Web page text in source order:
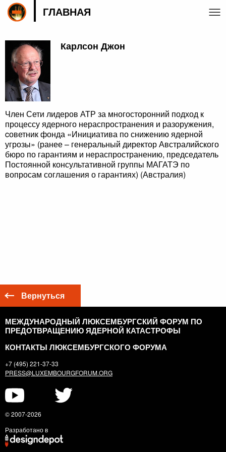
ГЛАВНАЯ
Карлсон Джон
Член Сети лидеров АТР за многосторонний подход к
процессу ядерного нераспространения и разоружения,
cоветник фонда «Инициатива по снижению ядерной
угрозы» (ранее – генеральный директор Австралийского
бюро по гарантиям и нераспространению, председатель
Постоянной консультативной группы МАГАТЭ по
вопросам соглашения о гарантиях) (Австралия)
Вернуться
МЕЖДУНАРОДНЫЙ ЛЮКСЕМБУРГСКИЙ ФОРУМ ПО
ПРЕДОТВРАЩЕНИЮ ЯДЕРНОЙ КАТАСТРОФЫ
КОНТАКТЫ ЛЮКСЕМБУРГСКОГО ФОРУМА
+7 (495) 221-37-33
PRESS@LUXEMBOURGFORUM.ORG
© 2007-2026
Разработано в